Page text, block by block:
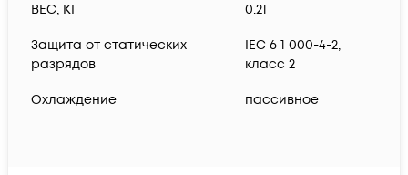
ВЕС, КГ 0.21
Защита от статических
разрядов
IEC 6 1 000-4-2,
класс 2
Охлаждение пассивное